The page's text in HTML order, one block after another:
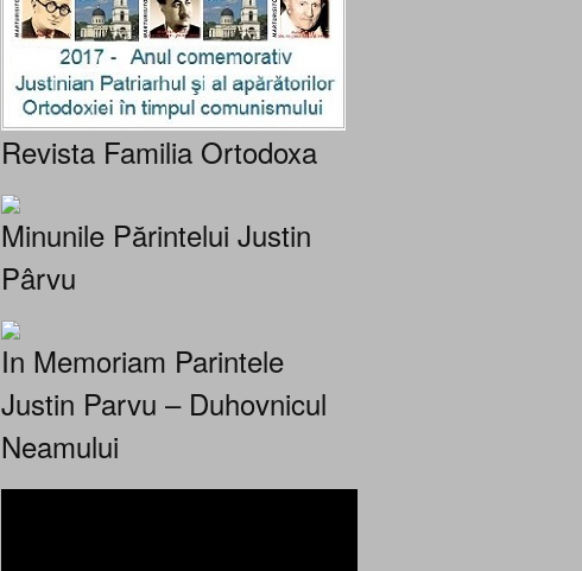
Revista Familia Ortodoxa
Minunile Părintelui Justin
Pârvu
In Memoriam Parintele
Justin Parvu – Duhovnicul
Neamului